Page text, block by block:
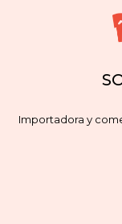
Importadora y